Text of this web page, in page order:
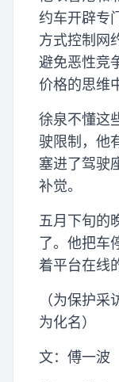
约车开辟专
方式控制网
避免恶性竞
价格的思维
徐泉不懂这
驶限制，他
塞进了驾驶
补觉。
五月下旬的
了。他把车
着平台在线
（为保护
为化名）
文：傅一波